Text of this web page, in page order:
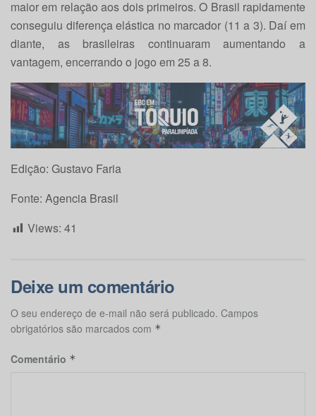
maior em relação aos dois primeiros. O Brasil rapidamente
conseguiu diferença elástica no marcador (11 a 3). Daí em
diante, as brasileiras continuaram aumentando a
vantagem, encerrando o jogo em 25 a 8.
Edição: Gustavo Faria
Fonte: Agencia Brasil
Views: 41
Deixe um comentário
O seu endereço de e-mail não será publicado. Campos
obrigatórios são marcados com *
Comentário *